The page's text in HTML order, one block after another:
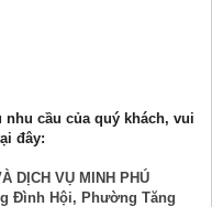
cầu của quý khách, vui
đây:
DỊCH VỤ MINH PHÚ
Đình Hội, Phường Tăng